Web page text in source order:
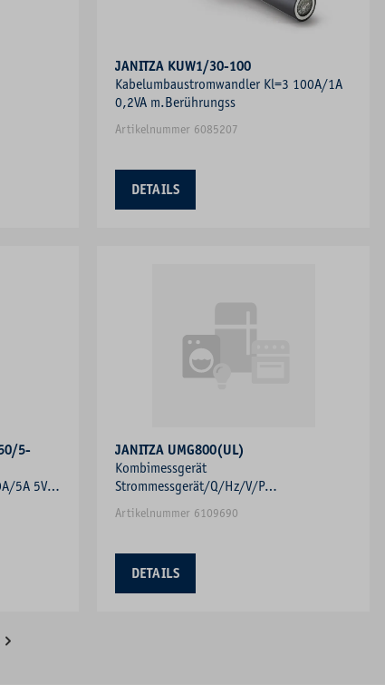
JANITZA KUW1/30-100
Kabelumbaustromwandler Kl=3 100A/1A
0,2VA m.Berührungss
Artikelnummer 6085207
DETAILS
5-
5A 5VA
JANITZA UMG800(UL)
Kombimessgerät
Strommessgerät/Q/Hz/V/P
Blindleistungsmesser Frequenzmesser
Artikelnummer 6109690
DETAILS